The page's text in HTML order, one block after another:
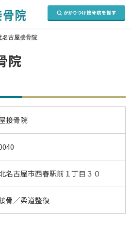
名古屋接骨院
院
接骨院
名古屋市西春駅前１丁目３０
骨／柔道整復